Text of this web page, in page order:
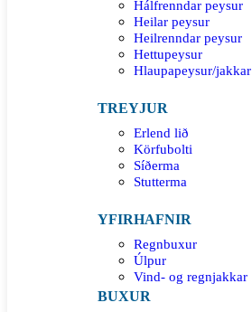
Hálfrenndar peysur
Heilar peysur
Heilrenndar peysur
Hettupeysur
Hlaupapeysur/jakkar
TREYJUR
Erlend lið
Körfubolti
Síðerma
Stutterma
YFIRHAFNIR
Regnbuxur
Úlpur
Vind- og regnjakkar
BUXUR